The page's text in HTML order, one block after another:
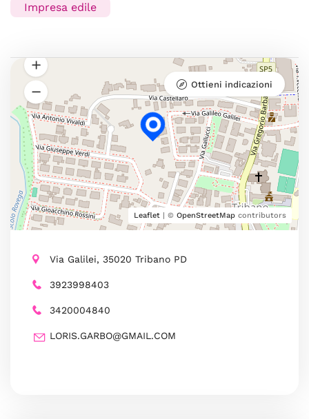
Impresa edile
Leaflet | © OpenStreetMap contributors
Ottieni indicazioni
Via Galilei, 35020 Tribano PD
3923998403
3420004840
LORIS.GARBO@GMAIL.COM